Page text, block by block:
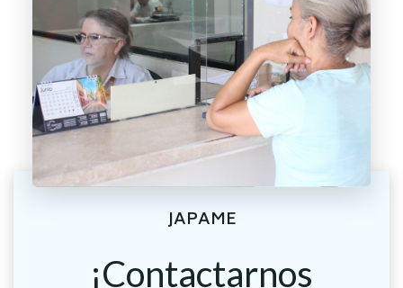
JAPAME
¡Contactarnos